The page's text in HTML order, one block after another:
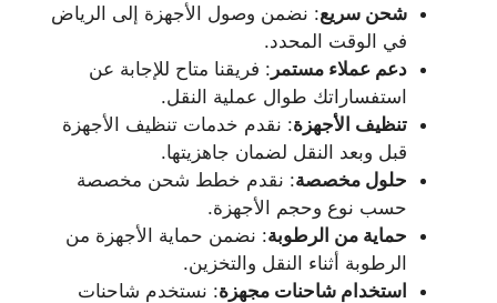
شحن سريع: نضمن وصول الأجهزة إلى الرياض
في الوقت المحدد.
دعم عملاء مستمر : فريقنا متاح للإجابة عن
استفساراتك طوال عملية النقل.
تنظيف الأجهزة: نقدم خدمات تنظيف الأجهزة
قبل وبعد النقل لضمان جاهزيتها.
حلول مخصصة: نقدم خطط شحن مخصصة
حسب نوع وحجم الأجهزة.
حماية من الرطوبة: نضمن حماية الأجهزة من
الرطوبة أثناء النقل والتخزين.
استخدام شاحنات مجهزة: نستخدم شاحنات